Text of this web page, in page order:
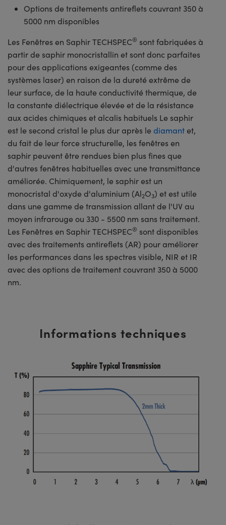
Options de traitements antireflets couvrant 350 à
5000 nm disponibles
Les Fenêtres en Saphir TECHSPEC® sont fabriquées à
partir de saphir monocristallin et sont donc parfaites
pour des applications exigeantes (comme des
systèmes laser) en raison de la dureté extrême de
leur surface, de la haute conductivité thermique, de
la constante diélectrique élevée et de la résistance
aux acides chimiques et alcalis habituels Le saphir
est le second cristal le plus dur après lediamantet,
du fait de leur force structurelle, les fenêtres en
saphir peuvent être rendues bien plus fines que
d'autres fenêtres habituelles avec une transmittance
améliorée. Chimiquement, le saphir est un
monocristal d'oxyde d'aluminium (Al2O3) et est utile
dans une gamme de transmission allant de l'UV au
moyen infrarouge ou 330 - 5500 nm sans traitement.
Les Fenêtres en Saphir TECHSPEC® sont disponibles
avec des traitements antireflets (AR) pour améliorer
les performances dans les spectres visible, NIR et IR
avec des options de traitement couvrant 350 à 5000
nm.
Informations techniques